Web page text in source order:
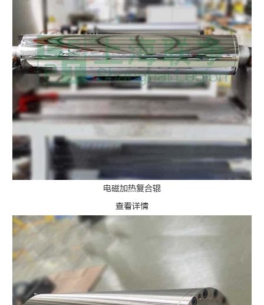
电磁加热复合辊
查看详情